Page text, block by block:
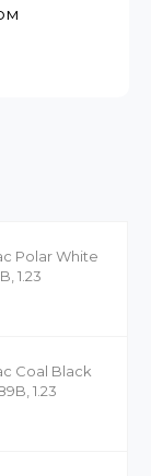
Polar White
1.23
Coal Black
1.23